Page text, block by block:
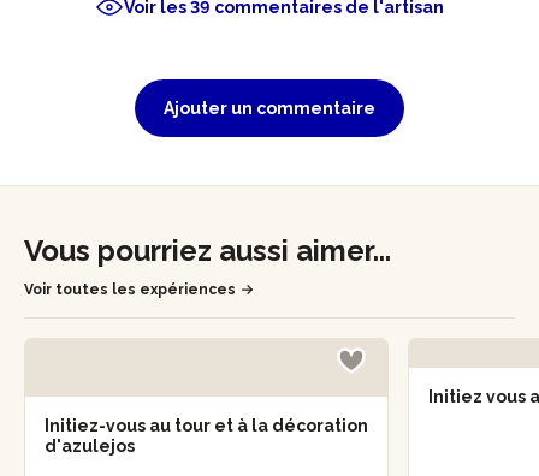
Voir les 39 commentaires de l'artisan
Ajouter un commentaire
Vous pourriez aussi aimer...
Voir toutes les expériences
Initiez-vous au tour et à la décoration
d'azulejos
Initiez vous